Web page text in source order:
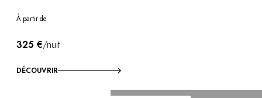
À partir de
325 €/nuit
DÉCOUVRIR